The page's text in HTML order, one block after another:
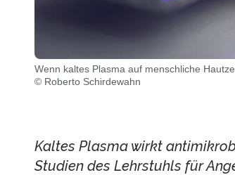
Wenn kaltes Plasma auf menschliche
© Roberto Schirdewahn
Kaltes Plasma wirkt
Studien des Lehrstuhls für